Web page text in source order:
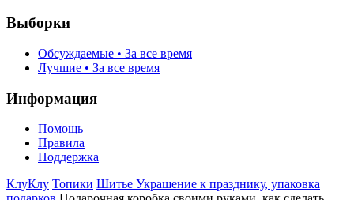
Выборки
Обсуждаемые • За все время
Лучшие • За все время
Информация
Помощь
Правила
Поддержка
КлуКлу Топики Шитье Украшение к празднику, упаковка